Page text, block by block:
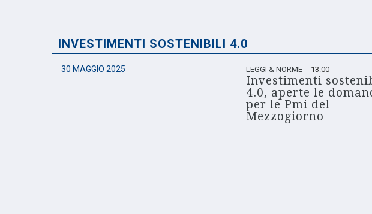
INVESTIMENTI SOSTENIBILI 4.0
30 MAGGIO 2025 LEGGI & NORME 13:00
Investimenti
4.0, aperte le
per le Pmi del
Mezzogiorno